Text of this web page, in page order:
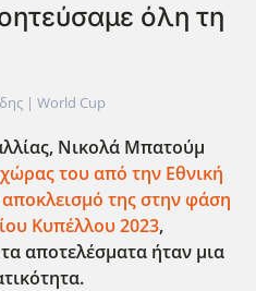
όλη τη
| World Cup
Νικολά Μπατούμ
του από την Εθνική
αποκλεισμό της στην φάση
Κυπέλλου 2023,
τα αποτελέσματα ήταν μια